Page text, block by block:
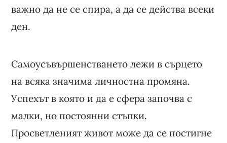
важно да не се спира, а да се действа всеки
ден.
Самоусъвършенстването лежи в сърцето
на всяка значима личностна промяна.
Успехът в която и да е сфера започва с
малки, но постоянни стъпки.
Просветленият живот може да се постигне